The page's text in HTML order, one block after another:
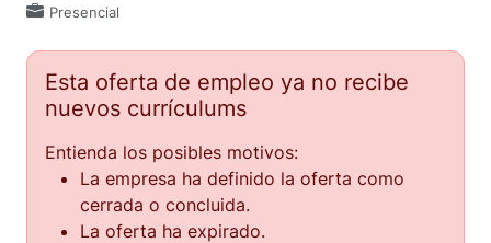
Presencial
Esta oferta de empleo ya no recibe
nuevos currículums
Entienda los posibles motivos:
La empresa ha definido la oferta como
cerrada o concluida.
La oferta ha expirado.